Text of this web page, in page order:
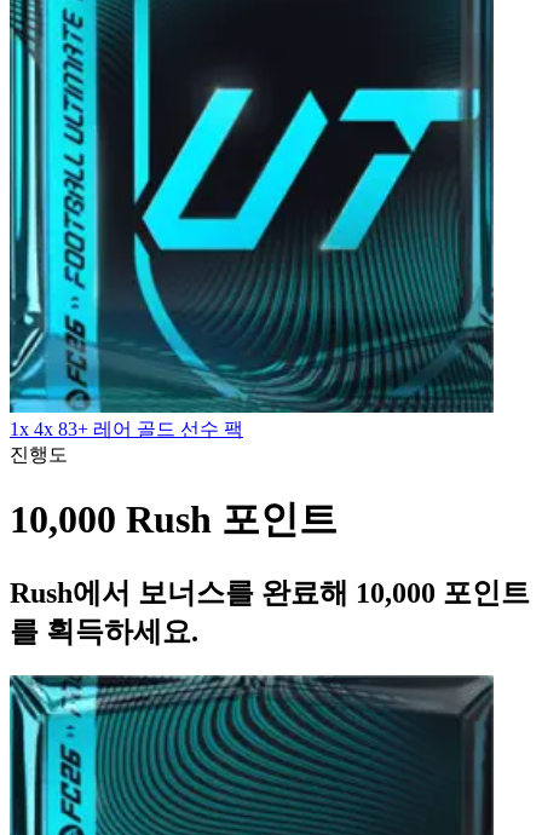
1x 4x 83+ 레어 골드 선수 팩
진행도
10,000 Rush 포인트
Rush에서 보너스를 완료해 10,000 포인트
를 획득하세요.